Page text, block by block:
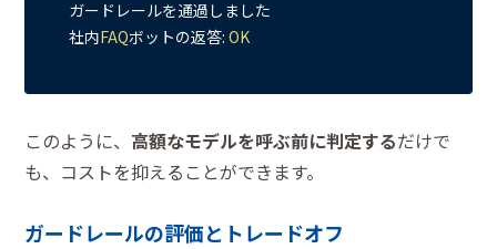
ガードレールを通過しました
社内FAQボットの返答: OK
このように、 高額なモデルを呼ぶ前に判定するだけで
も、コストを抑えることができます。
ガードレールの評価とトレードオフ